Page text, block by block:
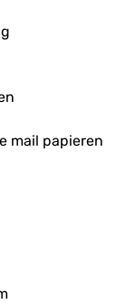
mail papieren